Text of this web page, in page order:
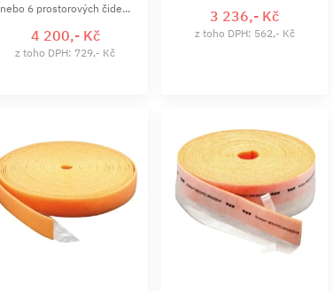
nebo 6 prostorových čide...
4 200,- Kč
z toho DPH: 729,- Kč
3 236,- Kč
z toho DPH: 562,- Kč